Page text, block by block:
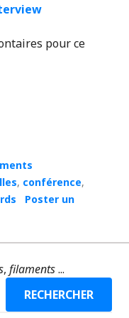
pour ce
, conférence,
Poster un
, filaments...
RECHERCHER